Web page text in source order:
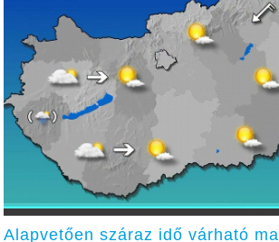
Alapvetően száraz idő várható ma